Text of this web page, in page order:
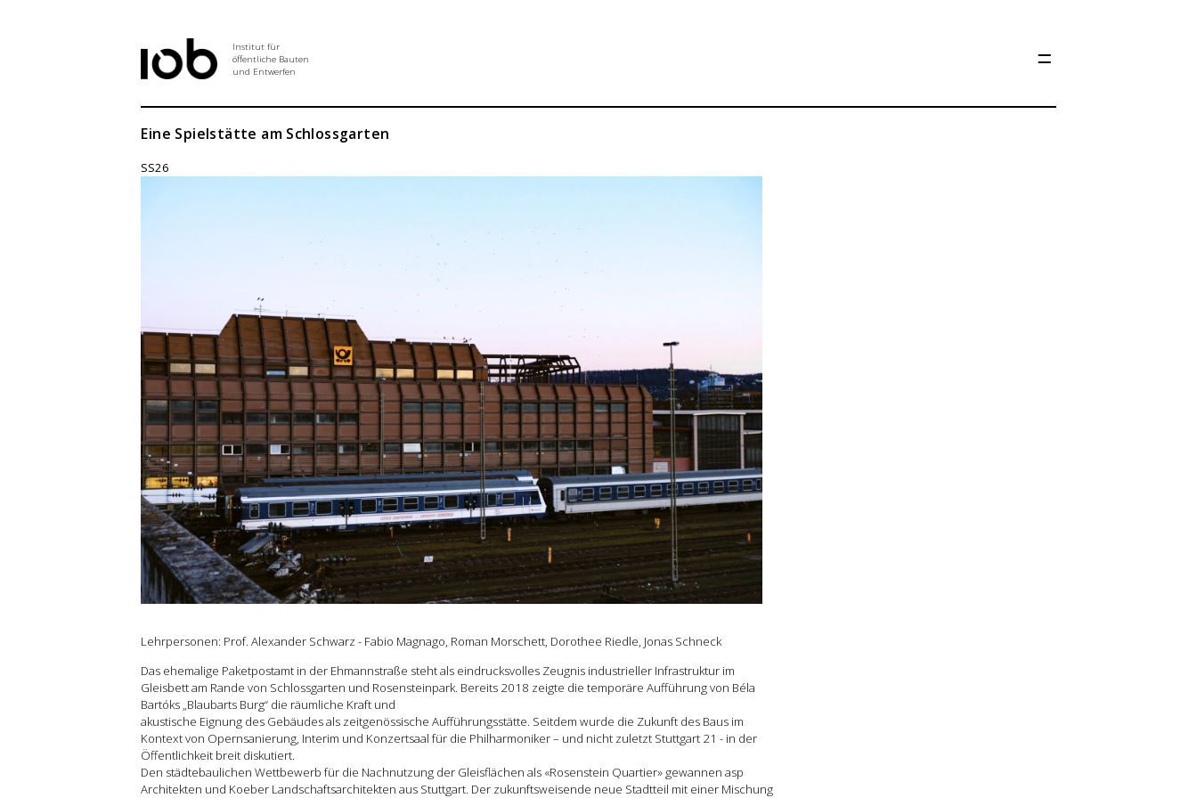
Institut für
öffentliche Bauten
und Entwerfen
Institut
Abschlussarbeiten
Grundlehre
Forschung
Publikationen
Kontakt
Eine Spielstätte am Schlossgarten
SS26
Lehrpersonen: Prof. Alexander Schwarz - Fabio Magnago, Roman Morschett, Dorothee Riedle, Jonas Schneck
Das ehemalige Paketpostamt in der Ehmannstraße steht als eindrucksvolles Zeugnis industrieller Infrastruktur im
Gleisbett am Rande von Schlossgarten und Rosensteinpark. Bereits 2018 zeigte die temporäre Aufführung von Béla
Bartóks „Blaubarts Burg“ die räumliche Kraft und
akustische Eignung des Gebäudes als zeitgenössische Aufführungsstätte. Seitdem wurde die Zukunft des Baus im
Kontext von Opernsanierung, Interim und Konzertsaal für die Philharmoniker – und nicht zuletzt Stuttgart 21 - in der
Öffentlichkeit breit diskutiert.
Den städtebaulichen Wettbewerb für die Nachnutzung der Gleisflächen als «Rosenstein Quartier» gewannen asp
Architekten und Koeber Landschaftsarchitekten aus Stuttgart. Der zukunftsweisende neue Stadtteil mit einer Mischung